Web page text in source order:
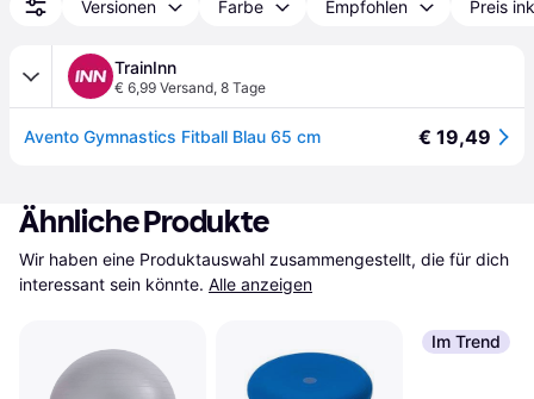
Versionen Farbe Empfohlen Preis
TrainInn
€ 6,99 Versand, 8 Tage
Avento Gymnastics Fitball Blau 65 cm € 19,49
Ähnliche Produkte
Wir haben eine Produktauswahl zusammengestellt, die für dich
interessant sein könnte. Alle anzeigen
Im Trend